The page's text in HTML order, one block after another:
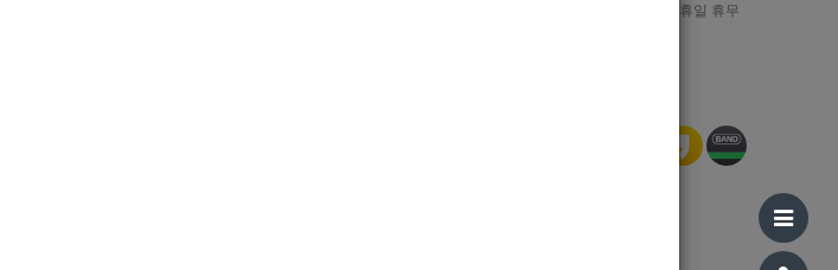
월-금 : AM 09:00 ~ PM 12:00, 일/공휴일 휴무